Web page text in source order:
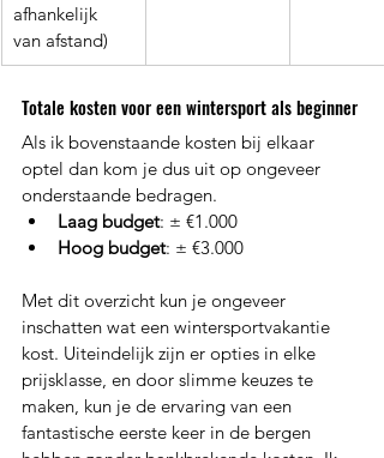
afhankelijk
van afstand)
Totale kosten voor een wintersport als beginner
Als ik bovenstaande kosten bij elkaar
optel dan kom je dus uit op ongeveer
onderstaande bedragen.
Laag budget: ± €1.000
Hoog budget: ± €3.000
Met dit overzicht kun je ongeveer
inschatten wat een wintersportvakantie
kost. Uiteindelijk zijn er opties in elke
prijsklasse, en door slimme keuzes te
maken, kun je de ervaring van een
fantastische eerste keer in de bergen